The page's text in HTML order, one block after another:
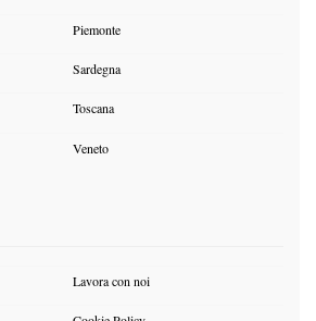
Piemonte
Sardegna
Toscana
Veneto
Lavora con noi